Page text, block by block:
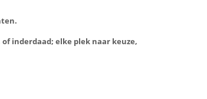
inderdaad; elke plek naar keuze,